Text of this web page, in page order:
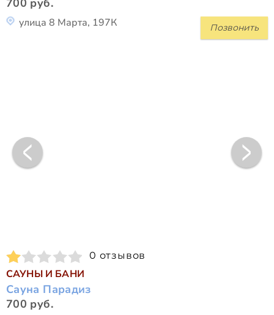
Позвонить
улица 8 Марта, 197К
0 отзывов
САУНЫ И БАНИ
Сауна Парадиз
700 руб.